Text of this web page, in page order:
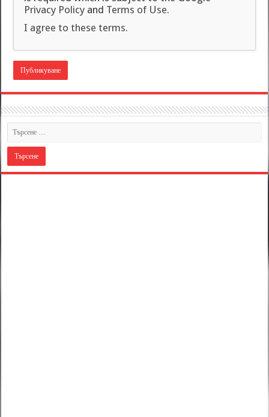
Privacy Policy and Terms of Use.
I agree to these terms.